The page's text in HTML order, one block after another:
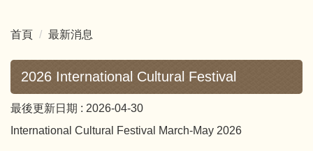
首頁 最新消息
2026 International Cultural Festival
最後更新日期 : 2026-04-30
International Cultural Festival March-May 2026